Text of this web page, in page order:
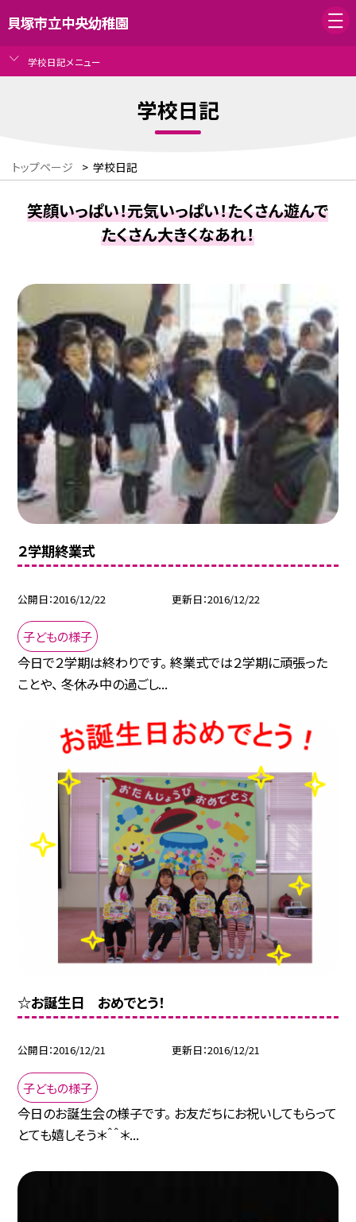
貝塚市立中央幼稚園
学校日記メニュー
学校日記
トップページ > 学校日記
笑顔いっぱい！元気いっぱい！たくさん遊んで
たくさん大きくなあれ！
２学期終業式
公開日 2016/12/22 更新日 2016/12/22
子どもの様子
今日で２学期は終わりです。 終業式では２学期に頑張った
ことや、 冬休み中の過ごし...
☆お誕生日 おめでとう！
公開日 2016/12/21 更新日 2016/12/21
子どもの様子
今日のお誕生会の様子です。 お友だちにお祝いしてもらって
とても嬉しそう＊＾＾＊...